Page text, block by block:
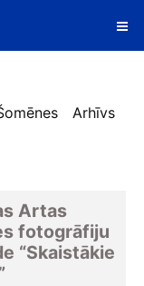
Arhīvs
Artas
fotogrāfiju
“Skaistākie